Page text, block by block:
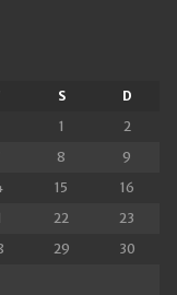
S
D
1
2
8
9
15
16
22
23
29
30